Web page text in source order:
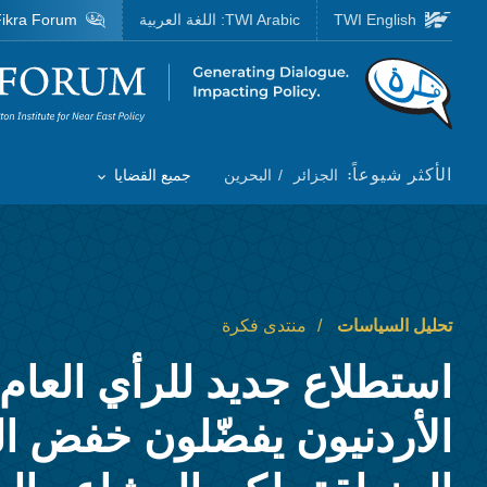
Skip to main content
Homepage
الأكثر شيوعاً: الجزائر البحرين
Toggle List of
جميع القضايا
TWI English
TWI Arabic: اللغة العربية Forum
تحليل السياسات منتدى فكرة
استطلاع جديد للرأي
الأردنيون يفضّلون خفض